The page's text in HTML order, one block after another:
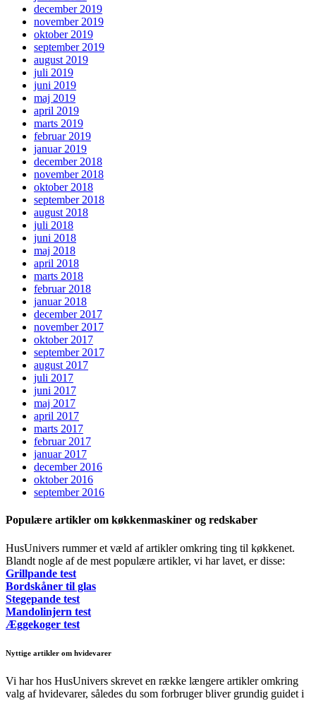
december 2019
november 2019
oktober 2019
september 2019
august 2019
juli 2019
juni 2019
maj 2019
april 2019
marts 2019
februar 2019
januar 2019
december 2018
november 2018
oktober 2018
september 2018
august 2018
juli 2018
juni 2018
maj 2018
april 2018
marts 2018
februar 2018
januar 2018
december 2017
november 2017
oktober 2017
september 2017
august 2017
juli 2017
juni 2017
maj 2017
april 2017
marts 2017
februar 2017
januar 2017
december 2016
oktober 2016
september 2016
Populære artikler om køkkenmaskiner og redskaber
HusUnivers rummer et væld af artikler omkring ting til køkkenet.
Blandt nogle af de mest populære artikler, vi har lavet, er disse:
Grillpande test
Bordskåner til glas
Stegepande test
Mandolinjern test
Æggekoger test
Nyttige artikler om hvidevarer
Vi har hos HusUnivers skrevet en række længere artikler omkring
valg af hvidevarer, således du som forbruger bliver grundig guidet i